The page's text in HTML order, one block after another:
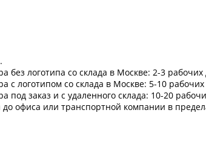
без логотипа со склада в Москве: 2-3
с логотипом со склада в Москве: 5-10
под заказ и с удаленного склада: 10-20
до офиса или транспортной компании в